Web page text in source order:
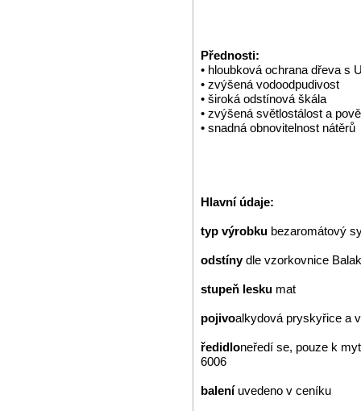
Přednosti:
• hloubková ochrana dřeva s
• zvýšená vodoodpudivost
• široká odstínová škála
• zvýšená světlostálost a
• snadná obnovitelnost nátěrů
Hlavní údaje:
typ výrobku bezaromátový
odstínydle vzorkovnice
stupeň lesku mat
pojivoalkydová pryskyřice a
ředidloneředí se, pouze k
6006
baleníuvedeno v ceníku